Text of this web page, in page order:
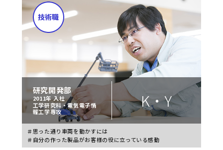
研究開発部
2011年 入社
工学研究科・電気電子情
報工学専攻
K・Y
＃思った通り車両を動かすには
＃自分の作った製品がお客様の役に立っている感動